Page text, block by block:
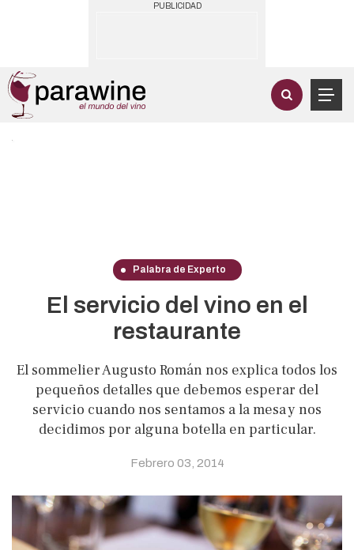
PUBLICIDAD
Palabra de Experto
El servicio del vino en el
restaurante
El sommelier Augusto Román nos explica todos los
pequeños detalles que debemos esperar del
servicio cuando nos sentamos a la mesa y nos
decidimos por alguna botella en particular.
Febrero 03, 2014